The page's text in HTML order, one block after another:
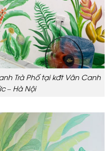
Trà Phố tại kđt Vân Canh
– Hà Nội